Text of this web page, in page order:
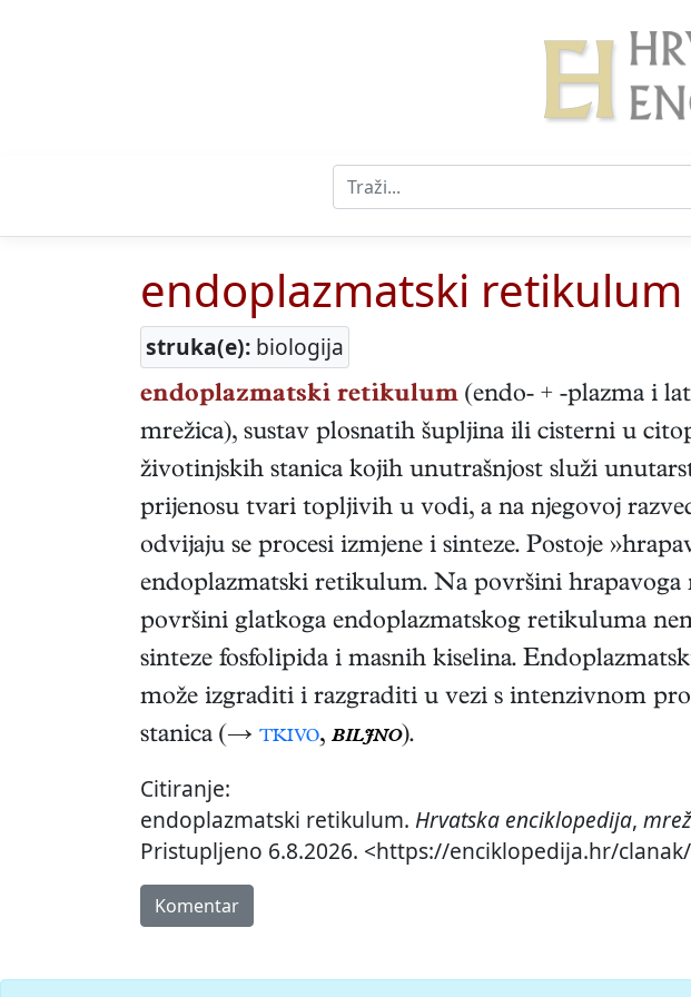
endoplazmatski retikulum
struka(e): biologija
endoplazmatski retikulum (endo- + -plazma i
mrežica), sustav plosnatih šupljina ili cisterni u
životinjskih stanica kojih unutrašnjost služi
prijenosu tvari topljivih u vodi, a na njegovoj
odvijaju se procesi izmjene i sinteze. Postoje
endoplazmatski retikulum. Na površini hrapavoga
površini glatkoga endoplazmatskog retikuluma
sinteze fosfolipida i masnih kiselina.
može izgraditi i razgraditi u vezi s intenzivnom
stanica (→ tkivo, biljno).
Citiranje:
endoplazmatski retikulum. Hrvatska enciklopedija,
Pristupljeno 6.8.2026. <https://enciklopedija.hr/
Komentar